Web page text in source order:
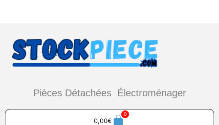
contenu
Pièces Détachées Électroménager
0,00€